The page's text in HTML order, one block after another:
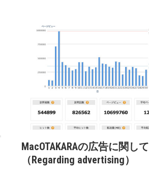
MacOTAKARAの広告に関して
（Regarding advertising）